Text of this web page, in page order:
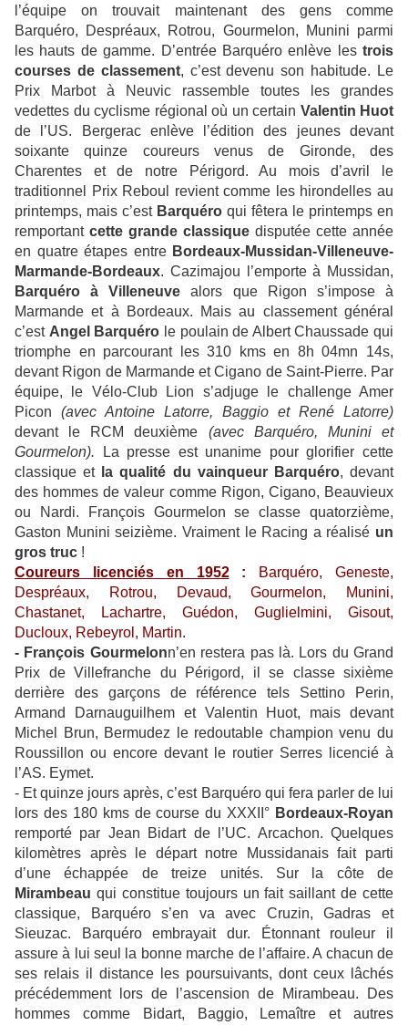
l’équipe on trouvait maintenant des gens comme
Barquéro, Despréaux, Rotrou, Gourmelon, Munini parmi
les hauts de gamme. D’entrée Barquéro enlève les trois
courses de classement, c’est devenu son habitude. Le
Prix Marbot à Neuvic rassemble toutes les grandes
vedettes du cyclisme régional où un certain Valentin Huot
de l’US. Bergerac enlève l’édition des jeunes devant
soixante quinze coureurs venus de Gironde, des
Charentes et de notre Périgord. Au mois d’avril le
traditionnel Prix Reboul revient comme les hirondelles au
printemps, mais c’est Barquéro qui fêtera le printemps en
remportant cette grande classique disputée cette année
en quatre étapes entre Bordeaux-Mussidan-Villeneuve-
Marmande-Bordeaux. Cazimajou l’emporte à Mussidan,
Barquéro à Villeneuve alors que Rigon s’impose à
Marmande et à Bordeaux. Mais au classement général
c’est Angel Barquéro le poulain de Albert Chaussade qui
triomphe en parcourant les 310 kms en 8h 04mn 14s,
devant Rigon de Marmande et Cigano de Saint-Pierre. Par
équipe, le Vélo-Club Lion s’adjuge le challenge Amer
Picon (avec Antoine Latorre, Baggio et René Latorre)
devant le RCM deuxième (avec Barquéro, Munini et
Gourmelon). La presse est unanime pour glorifier cette
classique et la qualité du vainqueur Barquéro, devant
des hommes de valeur comme Rigon, Cigano, Beauvieux
ou Nardi. François Gourmelon se classe quatorzième,
Gaston Munini seizième. Vraiment le Racing a réalisé un
gros truc !
Coureurs licenciés en 1952:
Barquéro, Geneste,
Despréaux, Rotrou, Devaud, Gourmelon, Munini,
Chastanet, Lachartre, Guédon, Guglielmini, Gisout,
Ducloux, Rebeyrol, Martin.
- François Gourmelonn’en restera pas là. Lors du Grand
Prix de Villefranche du Périgord, il se classe sixième
derrière des garçons de référence tels Settino Perin,
Armand Darnauguilhem et Valentin Huot, mais devant
Michel Brun, Bermudez le redoutable champion venu du
Roussillon ou encore devant le routier Serres licencié à
l’AS. Eymet.
- Et quinze jours après, c’est Barquéro qui fera parler de lui
lors des 180 kms de course du XXXII° Bordeaux-Royan
remporté par Jean Bidart de l’UC. Arcachon. Quelques
kilomètres après le départ notre Mussidanais fait parti
d’une échappée de treize unités. Sur la côte de
Mirambeau qui constitue toujours un fait saillant de cette
classique, Barquéro s’en va avec Cruzin, Gadras et
Sieuzac. Barquéro embrayait dur. Étonnant rouleur il
assure à lui seul la bonne marche de l’affaire. A chacun de
ses relais il distance les poursuivants, dont ceux lâchés
précédemment lors de l’ascension de Mirambeau. Des
hommes comme Bidart, Baggio, Lemaître et autres